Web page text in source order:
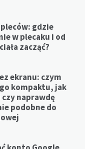
gdzie
w plecaku i od
zacząć?
ekranu: czym
kompaktu, jak
naprawdę
podobne do